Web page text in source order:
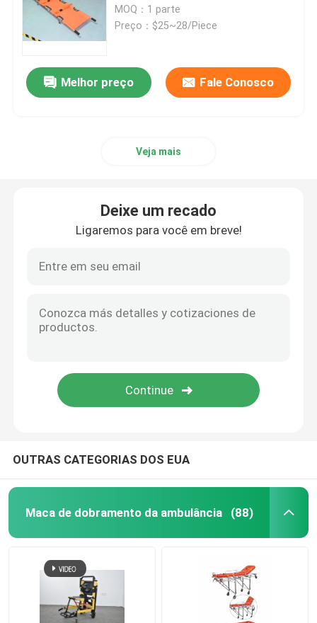
Maca de dobramento da ambulância
Maca médica de dobramento
Maca do salvamento da emergência
Cama de hospital elétrica
Camas de hospital manuais
Tabela de funcionamento cirúrgica
Trole paciente de transferência
Maca móvel da emergência
Mobília médica do hospital
MOQ：1 parte
Preço：$25~28/Piece
Melhor preço Fale Conosco
Veja mais
Deixe um recado
Ligaremos para você em breve!
OUTRAS CATEGORIAS DOS EUA
Maca de dobramento da ambulância (88)